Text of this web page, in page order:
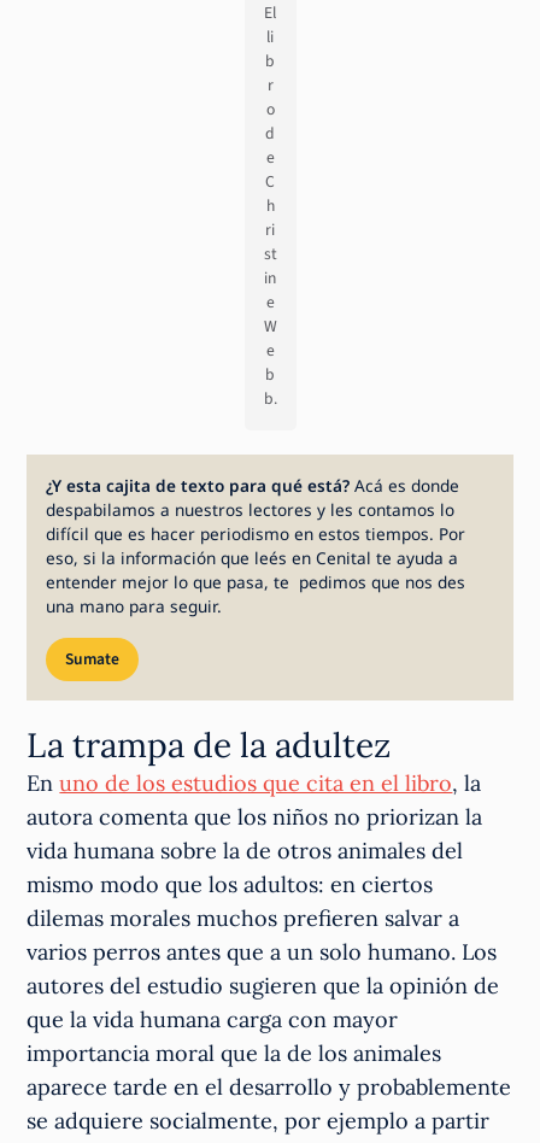
El
li
b
r
o
d
e
C
h
ri
st
in
e
W
e
b
b.
¿Y esta cajita de texto para qué está?Acá es donde
despabilamos a nuestros lectores y les contamos lo
difícil que es hacer periodismo en estos tiempos. Por
eso, si la información que leés en Cenital te ayuda a
entender mejor lo que pasa, te pedimos que nos des
una mano para seguir.
Sumate
La trampa de la adultez
Enuno de los estudios que cita en el libro, la
autora comenta que los niños no priorizan la
vida humana sobre la de otros animales del
mismo modo que los adultos: en ciertos
dilemas morales muchos prefieren salvar a
varios perros antes que a un solo humano. Los
autores del estudio sugieren que la opinión de
que la vida humana carga con mayor
importancia moral que la de los animales
aparece tarde en el desarrollo y probablemente
se adquiere socialmente, por ejemplo a partir